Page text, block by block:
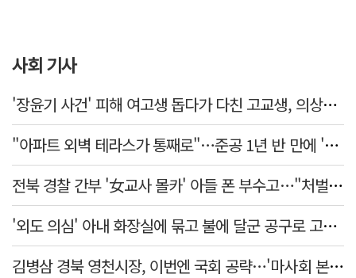
사회 기사
'장윤기 사건' 피해 여고생 돕다가 다친 고교생, 의상자 인정
"아파트 외벽 테라스가 통째로"…준공 1년 반 만에 '아찔 사고'
전북 경찰 간부 '女교사 몰카' 아들 폰 부수고…"처벌 못하는 사안" 내부망에 글
'외도 의심' 아내 화장실에 묶고 불에 달군 공구로 고문…남편 검거
김병삼 경북 영천시장, 이번엔 국회 공략…'마사회 본사 이전·광역교통망 확충' 요청